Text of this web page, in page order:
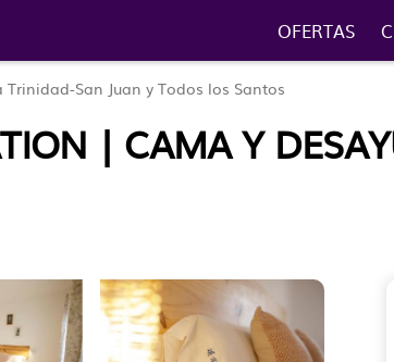
OFERTAS
Trinidad-San Juan y Todos los Santos
| CAMA Y